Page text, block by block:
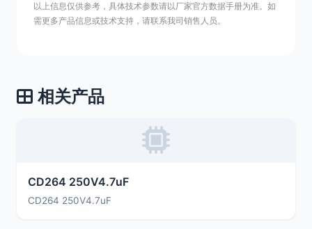
以上信息仅供参考，具体技术参数请以厂家官方数据手册为准。如
需更多产品信息或技术支持，请联系我司销售人员。
相关产品
CD264 250V4.7uF
CD264 250V4.7uF